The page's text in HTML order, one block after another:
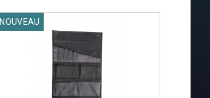
NOUVEAU